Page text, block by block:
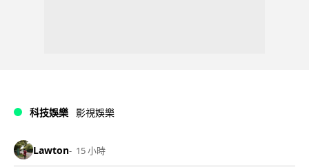
科技娛樂 影視娛樂
Lawton 15 小時